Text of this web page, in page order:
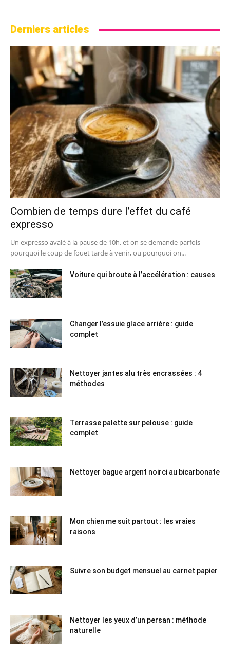
Derniers articles
Combien de temps dure l’effet du café
expresso
Un expresso avalé à la pause de 10h, et on se demande parfois
pourquoi le coup de fouet tarde à venir, ou pourquoi on...
Voiture qui broute à l’accélération : causes
Changer l’essuie glace arrière : guide
complet
Nettoyer jantes alu très encrassées : 4
méthodes
Terrasse palette sur pelouse : guide
complet
Nettoyer bague argent noirci au bicarbonate
Mon chien me suit partout : les vraies
raisons
Suivre son budget mensuel au carnet papier
Nettoyer les yeux d’un persan : méthode
naturelle